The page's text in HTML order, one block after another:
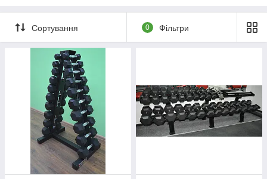
Способи оплати:
Готівковий розрахунок, Безготівковий розрахунок
Замовлення до 1000 грн. по повній передоплаті.
Встигніть придбати за приємною ціною.
*Характеристики, колірна гамма, упаковка і комплектація
товару можуть змінюватися виробником без повідомлення.
Сортування 0 Фільтри